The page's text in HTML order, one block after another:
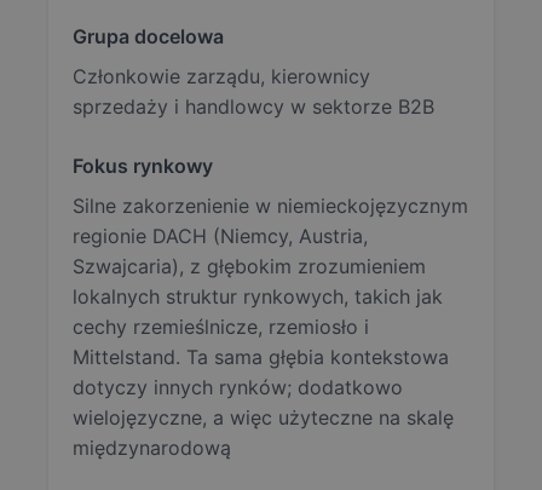
Grupa docelowa
Członkowie zarządu, kierownicy
sprzedaży i handlowcy w sektorze B2B
Fokus rynkowy
Silne zakorzenienie w niemieckojęzycznym
regionie DACH (Niemcy, Austria,
Szwajcaria), z głębokim zrozumieniem
lokalnych struktur rynkowych, takich jak
cechy rzemieślnicze, rzemiosło i
Mittelstand. Ta sama głębia kontekstowa
dotyczy innych rynków; dodatkowo
wielojęzyczne, a więc użyteczne na skalę
międzynarodową